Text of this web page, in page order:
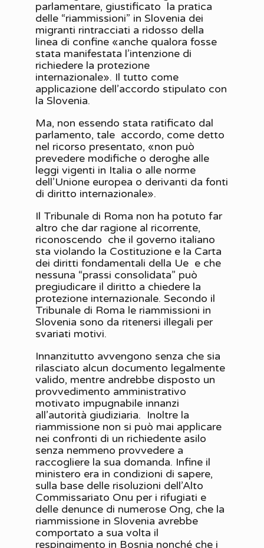
parlamentare, giustificato la pratica
delle “riammissioni” in Slovenia dei
migranti rintracciati a ridosso della
linea di confine «anche qualora fosse
stata manifestata l’intenzione di
richiedere la protezione
internazionale». Il tutto come
applicazione dell’accordo stipulato con
la Slovenia.
Ma, non essendo stata ratificato dal
parlamento, tale accordo, come detto
nel ricorso presentato, «non può
prevedere modifiche o deroghe alle
leggi vigenti in Italia o alle norme
dell’Unione europea o derivanti da fonti
di diritto internazionale».
Il Tribunale di Roma non ha potuto far
altro che dar ragione al ricorrente,
riconoscendo che il governo italiano
sta violando la Costituzione e la Carta
dei diritti fondamentali della Ue e che
nessuna “prassi consolidata” può
pregiudicare il diritto a chiedere la
protezione internazionale. Secondo il
Tribunale di Roma le riammissioni in
Slovenia sono da ritenersi illegali per
svariati motivi.
Innanzitutto avvengono senza che sia
rilasciato alcun documento legalmente
valido, mentre andrebbe disposto un
provvedimento amministrativo
motivato impugnabile innanzi
all’autorità giudiziaria. Inoltre la
riammissione non si può mai applicare
nei confronti di un richiedente asilo
senza nemmeno provvedere a
raccogliere la sua domanda. Infine il
ministero era in condizioni di sapere,
sulla base delle risoluzioni dell’Alto
Commissariato Onu per i rifugiati e
delle denunce di numerose Ong, che la
riammissione in Slovenia avrebbe
comportato a sua volta il
respingimento in Bosnia nonché che i